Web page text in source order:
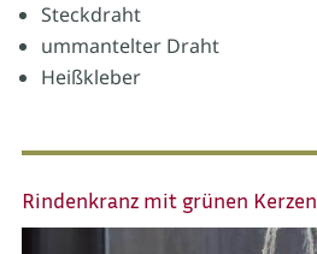
Steckdraht
ummantelter Draht
Heißkleber
Rindenkranz mit grünen Kerzen